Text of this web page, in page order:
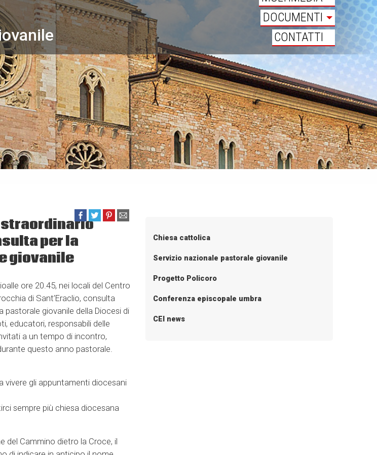
DOCUMENTI
CONTATTI
per la
giovanile
ore 20.45, nei locali del Centro
di Sant’Eraclio, consulta
pastorale giovanile della Diocesi di
educatori, responsabili delle
a un tempo di incontro,
questo anno pastorale.
vivere gli appuntamenti diocesani
sempre più chiesa diocesana
del Cammino dietro la Croce, il
Chiesa cattolica
Servizio nazionale pastorale giovanile
Progetto Policoro
Conferenza episcopale umbra
CEI news